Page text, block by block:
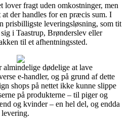
lover fragt uden omkostninger, men
der handles for en præcis sum. I
prisbilligste leveringsløsning, som tit
i Taastrup, Brønderslev eller
til et afhentningssted.
dødelige at lave
e-handler, og på grund af dette
shops på nettet ikke kunne slippe
på produkterne – til piger og
og kvinder – en hel del, og endda